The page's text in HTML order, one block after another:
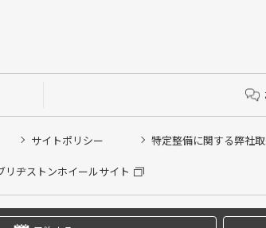
サイトポリシー 特定整備に関する弊社
リヂストンホイールサイト
Retail Co.,Ltd. All rights Reserved.
こちらを選択ください